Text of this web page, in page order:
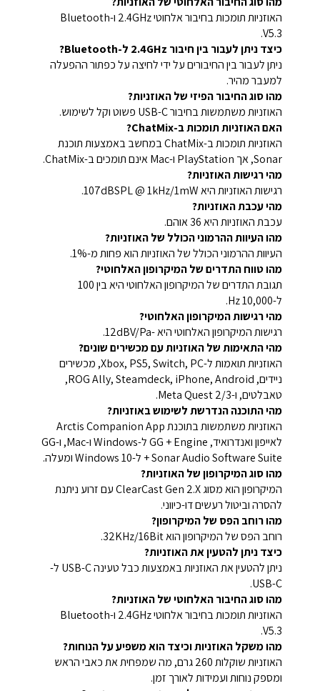
האוזניות תומכות בחיבור אלחוטי 2.4GHz ו-Bluetooth
V5.3.
כיצד ניתן לעבור בין חיבור 2.4GHz ל-Bluetooth?
ניתן לעבור בין החיבורים על ידי לחיצה על כפתור ההפעלה
למעבר מהיר.
מהו סוג החיבור הפיזי של האוזניות?
האוזניות משתמשות בחיבור USB-C פשוט וקל לשימוש.
האם האוזניות תומכות ב-ChatMix?
האוזניות תומכות ב-ChatMix במחשב באמצעות תוכנת
Sonar, אך PlayStation ו-Mac אינם תומכים ב-ChatMix.
מהי רגישות האוזניות?
רגישות האוזניות היא 107dBSPL @ 1kHz/1mW.
מהי עכבת האוזניות?
עכבת האוזניות היא 36 אוהם.
מהו העיוות ההרמוני הכולל של האוזניות?
העיוות ההרמוני הכולל של האוזניות הוא פחות מ-1%.
מהו טווח התדרים של המיקרופון האלחוטי?
תגובת התדרים של המיקרופון האלחוטי היא בין 100
ל-10,000 Hz.
מהי רגישות המיקרופון האלחוטי?
רגישות המיקרופון האלחוטי היא -12dBV/Pa.
מהי התאימות של האוזניות עם מכשירים שונים?
האוזניות תואמות ל-Xbox, PS5, Switch, PC, מכשירים
ניידים, ROG Ally, Steamdeck, iPhone, Android,
טאבלטים, ו-Meta Quest 2/3.
מהי התוכנה הנדרשת לשימוש באוזניות?
האוזניות משתמשות בתוכנת Arctis Companion App
לאייפון ואנדרואיד, GG + Engine ל-Windows ו-Mac, ו-GG
+ Sonar Audio Software Suite ל-Windows 10 ומעלה.
מהו סוג המיקרופון של האוזניות?
המיקרופון הוא מסוג ClearCast Gen 2.X עם זרוע ניתנת
להסרה וביטול רעשים דו-כיווני.
מהו רוחב הפס של המיקרופון?
רוחב הפס של המיקרופון הוא 32KHz/16Bit.
כיצד ניתן להטעין את האוזניות?
ניתן להטעין את האוזניות באמצעות כבל טעינה USB-C ל-
USB-C.
מהו סוג החיבור האלחוטי של האוזניות?
האוזניות תומכות בחיבור אלחוטי 2.4GHz ו-Bluetooth
V5.3.
מהו משקל האוזניות וכיצד הוא משפיע על הנוחות?
האוזניות שוקלות 260 גרם, מה שמפחית את כאבי הראש
ומספק נוחות ועמידות לאורך זמן.